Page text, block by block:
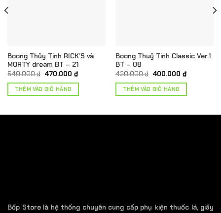
Boong Thủy Tinh RICK’S và
MORTY dream BT – 21
540.000₫ Giá
là:
540.000 ₫.
470.000 ₫Giá
hiện
tại
THÊM VÀO GIỎ HÀNG
Boong Thuỷ Tinh Classic Ver.1
BT – 08
430.000₫ Giá
là:
430.000 ₫.
400.000 ₫Giá
hiện
tại
THÊM VÀO GIỎ HÀNG
Bốp Store là hệ thống chuyên cung cấp phụ kiện thuốc lá, giấy